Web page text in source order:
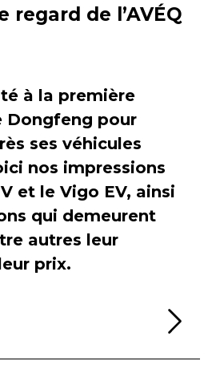
regard de l’AVÉQ
à la première
Dongfeng pour
ses véhicules
nos impressions
et le Vigo EV, ainsi
qui demeurent
autres leur
prix.